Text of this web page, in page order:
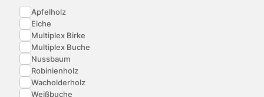
Apfelholz
Eiche
Multiplex Birke
Multiplex Buche
Nussbaum
Robinienholz
Wacholderholz
Weißbuche